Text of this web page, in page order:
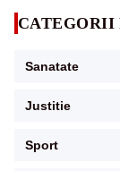
CATEGORII
Sanatate
Justitie
Sport